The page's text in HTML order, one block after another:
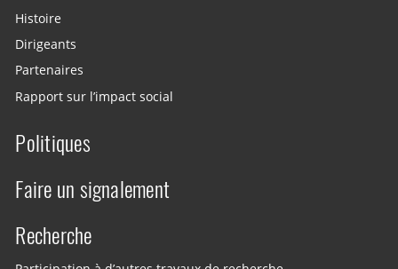
Histoire
Dirigeants
Partenaires
Rapport sur l’impact social
Politiques
Faire un signalement
Recherche